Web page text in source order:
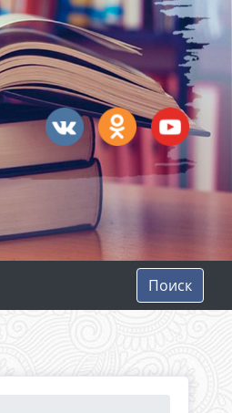
Поиск